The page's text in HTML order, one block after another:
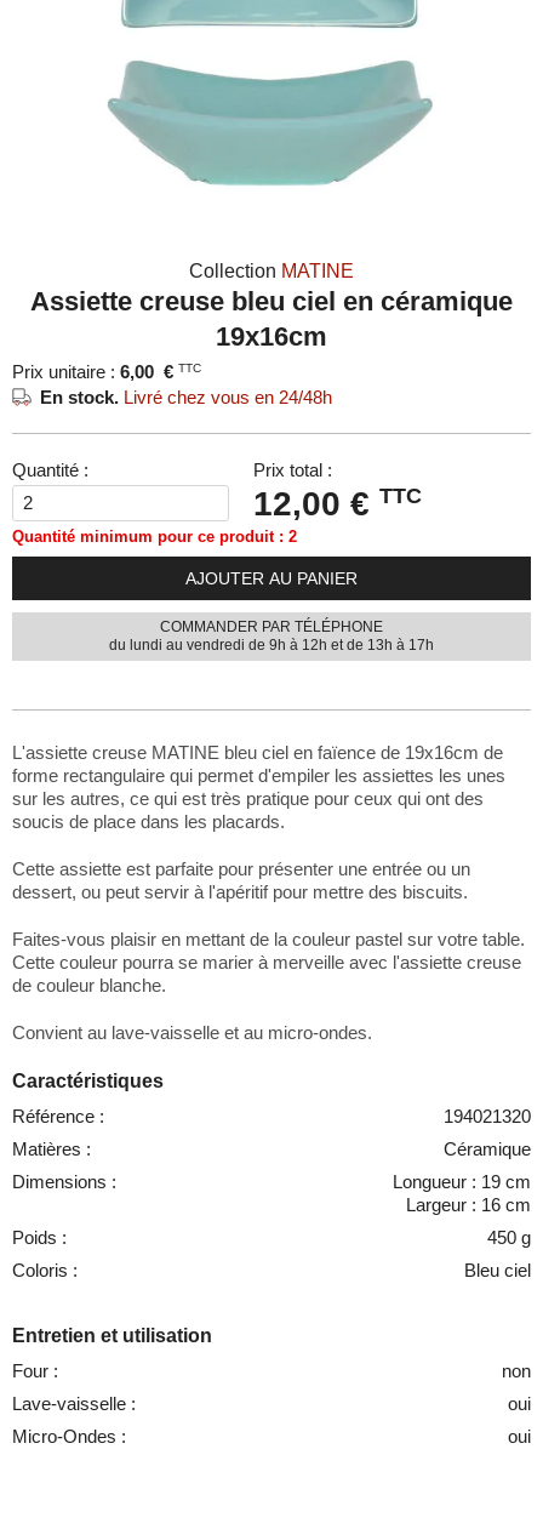
Collection MATINE
Assiette creuse bleu ciel en céramique
19x16cm
Prix unitaire : 6,00 € TTC
En stock. Livré chez vous en 24/48h
Quantité : Prix total :
12,00 € TTC
Quantité minimum pour ce produit : 2
AJOUTER AU PANIER
COMMANDER PAR TÉLÉPHONE
du lundi au vendredi de 9h à 12h et de 13h à 17h
L'assiette creuse MATINE bleu ciel en faïence de 19x16cm de
forme rectangulaire qui permet d'empiler les assiettes les unes
sur les autres, ce qui est très pratique pour ceux qui ont des
soucis de place dans les placards.
Cette assiette est parfaite pour présenter une entrée ou un
dessert, ou peut servir à l'apéritif pour mettre des biscuits.
Faites-vous plaisir en mettant de la couleur pastel sur votre table.
Cette couleur pourra se marier à merveille avec l'assiette creuse
de couleur blanche.
Convient au lave-vaisselle et au micro-ondes.
Caractéristiques
Référence :
194021320
Matières :
Céramique
Dimensions :
Longueur : 19 cm
Largeur : 16 cm
Poids :
450 g
Coloris :
Bleu ciel
Entretien et utilisation
Four :
non
Lave-vaisselle :
oui
Micro-Ondes :
oui